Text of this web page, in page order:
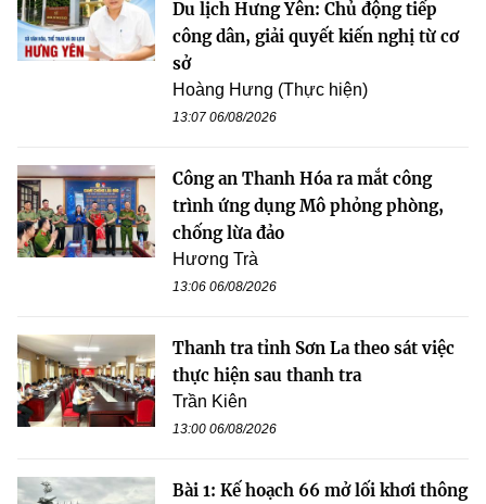
Du lịch Hưng Yên: Chủ động tiếp
công dân, giải quyết kiến nghị từ cơ
sở
Hoàng Hưng (Thực hiện)
13:07 06/08/2026
Công an Thanh Hóa ra mắt công
trình ứng dụng Mô phỏng phòng,
chống lừa đảo
Hương Trà
13:06 06/08/2026
Thanh tra tỉnh Sơn La theo sát việc
thực hiện sau thanh tra
Trần Kiên
13:00 06/08/2026
Bài 1: Kế hoạch 66 mở lối khơi thông